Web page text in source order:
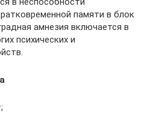
памяти в блок
амнезия включается в
психических и